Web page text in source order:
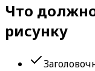
Что
рисунку